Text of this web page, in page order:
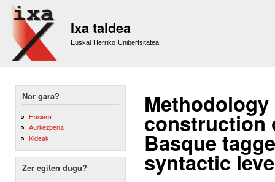
Ixa taldea
Euskal Herriko Unibertsitatea
Nor gara?
Hasiera
Aurkezpena
Kideak
Zer egiten dugu?
construction
Basque
syntactic